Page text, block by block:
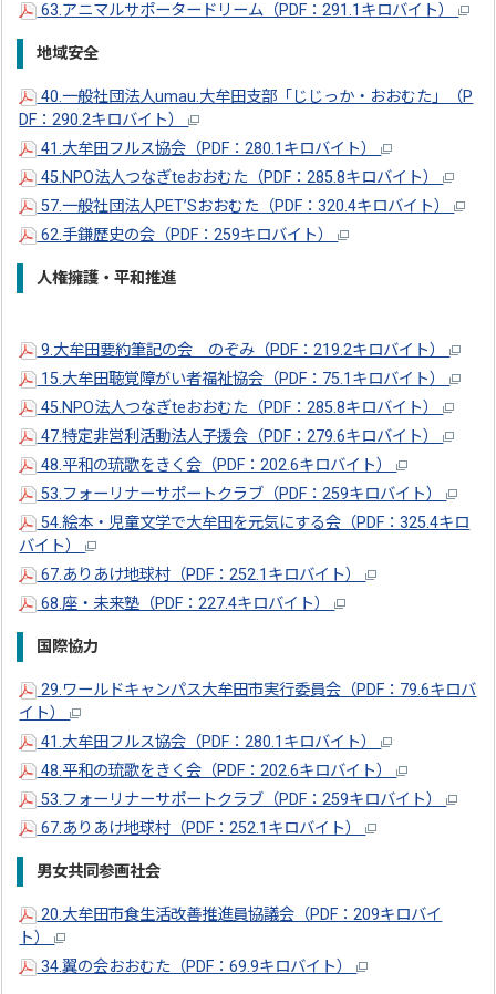
63.アニマルサポータードリーム（PDF：291.1キロバイト）
地域安全
40.一般社団法人umau.大牟田支部「じじっか・おおむた」（P
DF：290.2キロバイト）
41.大牟田フルス協会（PDF：280.1キロバイト）
45.NPO法人つなぎteおおむた（PDF：285.8キロバイト）
57.一般社団法人PET’Sおおむた（PDF：320.4キロバイト）
62.手鎌歴史の会（PDF：259キロバイト）
人権擁護・平和推進
9.大牟田要約筆記の会 のぞみ（PDF：219.2キロバイト）
15.大牟田聴覚障がい者福祉協会（PDF：75.1キロバイト）
45.NPO法人つなぎteおおむた（PDF：285.8キロバイト）
47.特定非営利活動法人子援会（PDF：279.6キロバイト）
48.平和の琉歌をきく会（PDF：202.6キロバイト）
53.フォーリナーサポートクラブ（PDF：259キロバイト）
54.絵本・児童文学で大牟田を元気にする会（PDF：325.4キロ
バイト）
67.ありあけ地球村（PDF：252.1キロバイト）
68.座・未来塾（PDF：227.4キロバイト）
国際協力
29.ワールドキャンパス大牟田市実行委員会（PDF：79.6キロバ
イト）
41.大牟田フルス協会（PDF：280.1キロバイト）
48.平和の琉歌をきく会（PDF：202.6キロバイト）
53.フォーリナーサポートクラブ（PDF：259キロバイト）
67.ありあけ地球村（PDF：252.1キロバイト）
男女共同参画社会
20.大牟田市食生活改善推進員協議会（PDF：209キロバイ
ト）
34.翼の会おおむた（PDF：69.9キロバイト）